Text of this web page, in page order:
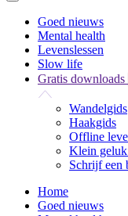
Goed nieuws
Mental health
Levenslessen
Slow life
Gratis downloads
Wandelgids
Haakgids
Offline
Klein
Schrijf een
Home
Goed nieuws